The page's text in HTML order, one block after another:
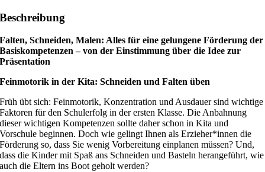
Beschreibung
Falten, Schneiden, Malen: Alles für eine gelungene Förderung der
Basiskompetenzen – von der Einstimmung über die Idee zur
Präsentation
Feinmotorik in der Kita: Schneiden und Falten üben
Früh übt sich: Feinmotorik, Konzentration und Ausdauer sind wichtige
Faktoren für den Schulerfolg in der ersten Klasse. Die Anbahnung
dieser wichtigen Kompetenzen sollte daher schon in Kita und
Vorschule beginnen. Doch wie gelingt Ihnen als Erzieher*innen die
Förderung so, dass Sie wenig Vorbereitung einplanen müssen? Und,
dass die Kinder mit Spaß ans Schneiden und Basteln herangeführt, wie
auch die Eltern ins Boot geholt werden?